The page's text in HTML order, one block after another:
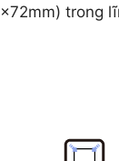
trong